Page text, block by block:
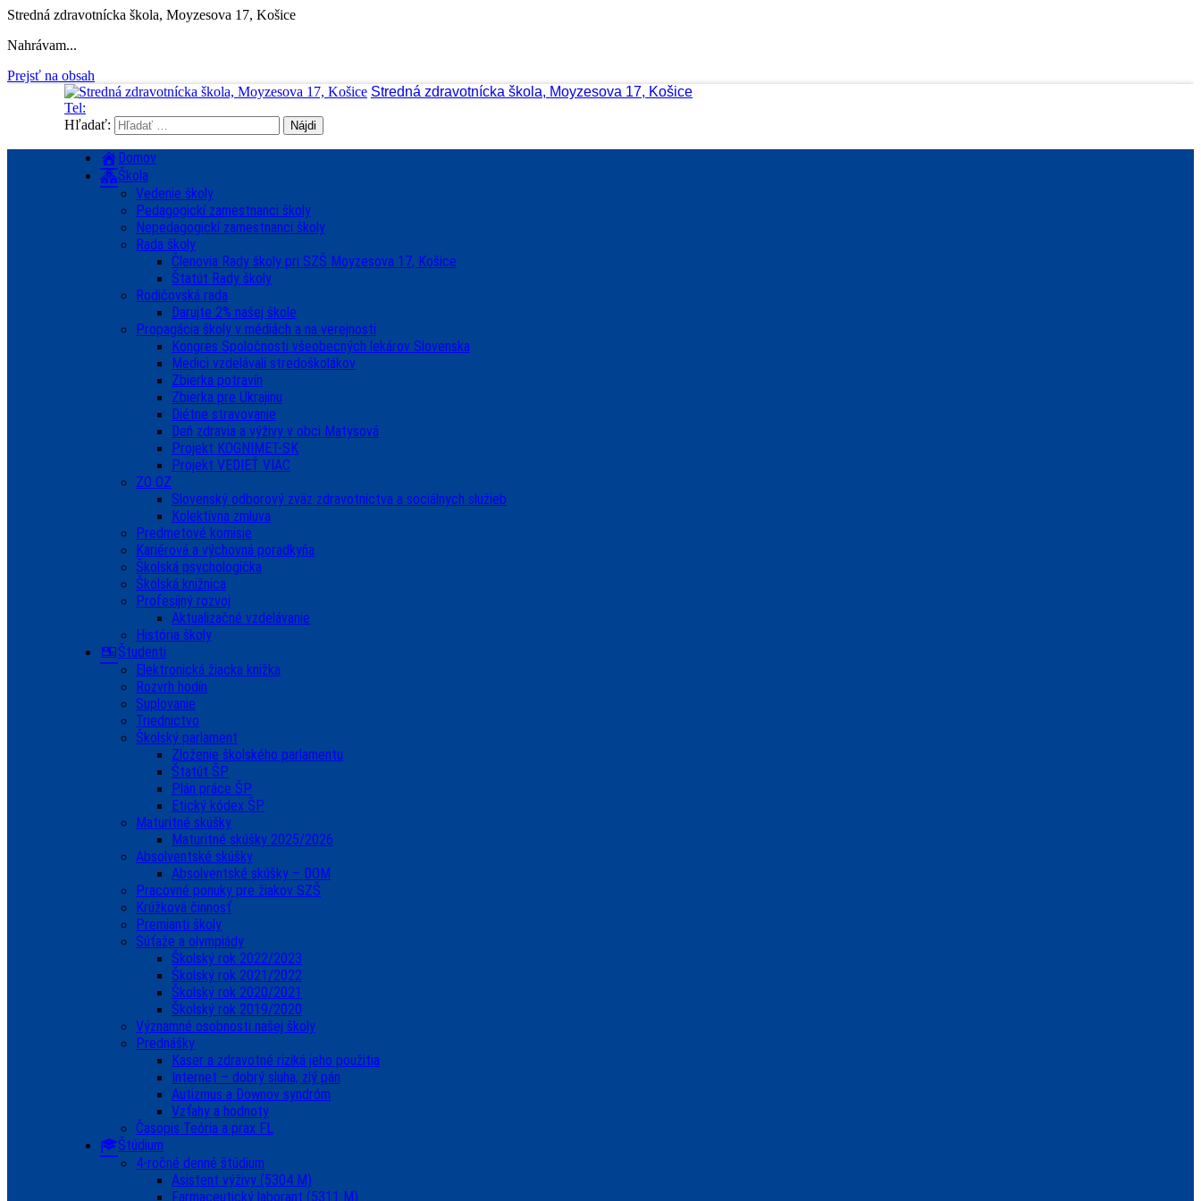
Stredná zdravotnícka škola, Moyzesova 17, Košice
Nahrávam...
Prejsť na obsah
Stredná zdravotnícka škola, Moyzesova 17, Košice
Tel:
Hľadať:
Domov
Škola
Vedenie školy
Pedagogickí zamestnanci školy
Nepedagogickí zamestnanci školy
Rada školy
Členovia Rady školy pri SZŠ Moyzesova 17, Košice
Štatút Rady školy
Rodičovská rada
Darujte 2% našej škole
Propagácia školy v médiách a na verejnosti
Kongres Spoločnosti všeobecných lekárov Slovenska
Medici vzdelávali stredoškolákov
Zbierka potravín
Zbierka pre Ukrajinu
Diétne stravovanie
Deň zdravia a výživy v obci Matysová
Projekt KOGNIMET-SK
Projekt VEDIEŤ VIAC
ZO OZ
Slovenský odborový zväz zdravotníctva a sociálnych služieb
Kolektívna zmluva
Predmetové komisie
Kariérová a výchovná poradkyňa
Školská psychologička
Školská knižnica
Profesijný rozvoj
Aktualizačné vzdelávanie
História školy
Študenti
Elektronická žiacka knižka
Rozvrh hodín
Suplovanie
Triednictvo
Školský parlament
Zloženie školského parlamentu
Štatút ŠP
Plán práce ŠP
Etický kódex ŠP
Maturitné skúšky
Maturitné skúšky 2025/2026
Absolventské skúšky
Absolventské skúšky – DOM
Pracovné ponuky pre žiakov SZŠ
Krúžková činnosť
Premianti školy
Súťaže a olympiády
Školský rok 2022/2023
Školský rok 2021/2022
Školský rok 2020/2021
Školský rok 2019/2020
Významné osobnosti našej školy
Prednášky
Kaser a zdravotné riziká jeho použitia
Internet – dobrý sluha, zlý pán
Autizmus a Downov syndróm
Vzťahy a hodnoty
Časopis Teória a prax FL
Štúdium
4-ročné denné štúdium
Asistent výživy (5304 M)
Farmaceutický laborant (5311 M)